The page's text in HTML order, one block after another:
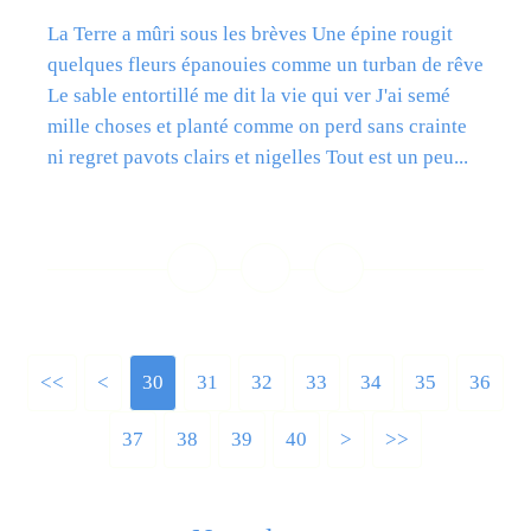
La Terre a mûri sous les brèves Une épine rougit
quelques fleurs épanouies comme un turban de rêve
Le sable entortillé me dit la vie qui ver J'ai semé
mille choses et planté comme on perd sans crainte
ni regret pavots clairs et nigelles Tout est un peu...
<< < 10
20
30 31 32 33 34 35 36
37 38 39 40 50
60
70
80
90
100
200
300
400
500
600
700
800
900
1000
1100
1200
> >>